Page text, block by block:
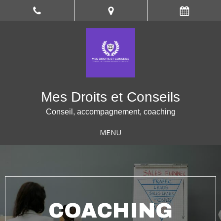
Mes Droits et Conseils
Conseil, accompagnement, coaching
MENU
COACHING